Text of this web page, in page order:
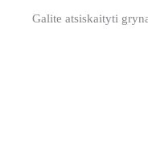
Galite atsiskaityti